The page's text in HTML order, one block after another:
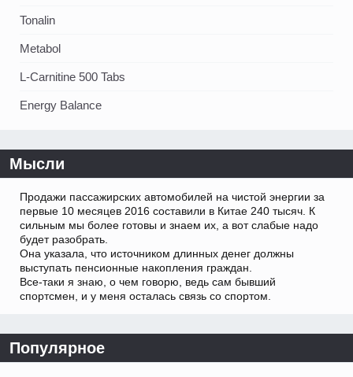
Tonalin
Metabol
L-Carnitine 500 Tabs
Energy Balance
Мысли
Продажи пассажирских автомобилей на чистой энергии за
первые 10 месяцев 2016 составили в Китае 240 тысяч. К
сильным мы более готовы и знаем их, а вот слабые надо
будет разобрать.
Она указала, что источником длинных денег должны
выступать пенсионные накопления граждан.
Все-таки я знаю, о чем говорю, ведь сам бывший
спортсмен, и у меня осталась связь со спортом.
Популярное